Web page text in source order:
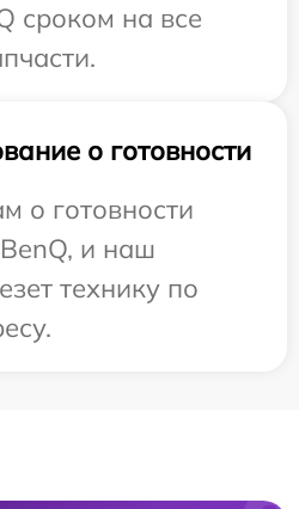
сроком на все
о готовности
о готовности
и наш
технику по